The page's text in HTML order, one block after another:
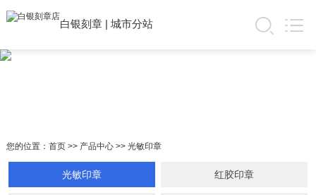
白银刻章| 城市分站
您的位置： 首页>> 产品中心>> 光敏印章
光敏印章 红胶印章